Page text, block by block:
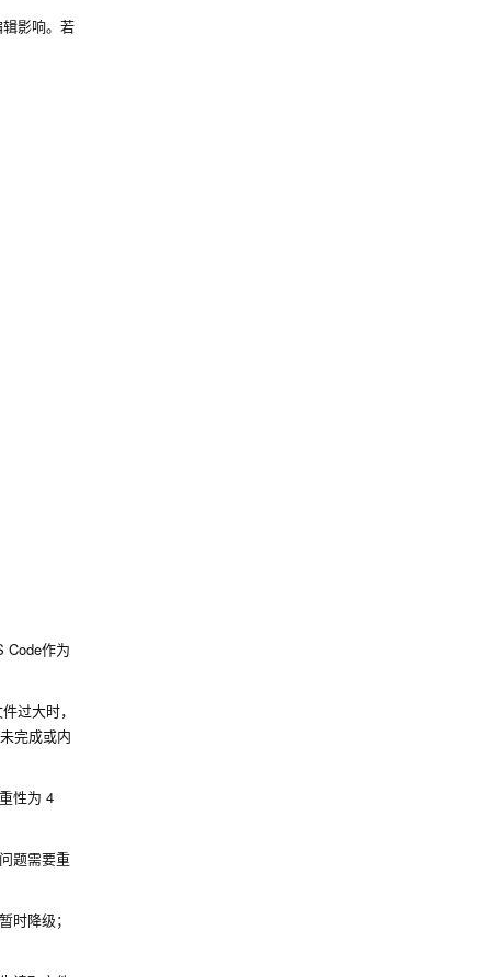
影响。若
Code作为
过大时，
完成或内
性为 4
题需要重
时降级；